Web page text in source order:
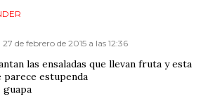
27 de febrero de 2015 a las 12:36
las ensaladas que llevan fruta y esta
parece estupenda
guapa